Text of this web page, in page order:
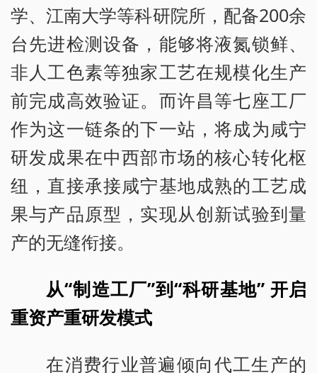
学、江南大学等科研院所，配备200余
台先进检测设备，能够将液氮锁鲜、
非人工色素等独家工艺在规模化生产
前完成高效验证。而许昌等七座工厂
作为这一链条的下一站，将成为咸宁
研发成果在中西部市场的核心转化枢
纽，直接承接咸宁基地成熟的工艺成
果与产品原型，实现从创新试验到量
产的无缝衔接。
从“制造工厂”到“科研基地” 开启
重资产重研发模式
在消费行业普遍倾向代工生产的